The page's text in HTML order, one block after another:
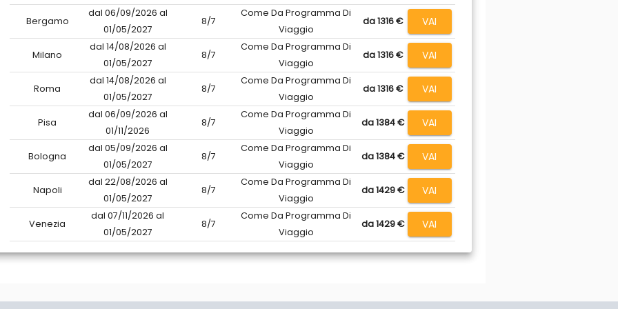
Bergamo
dal 06/09/2026 al
01/05/2027
8/7
Come Da Programma Di
Viaggio
da 1316 € VAI
Milano
dal 14/08/2026 al
01/05/2027
8/7
Come Da Programma Di
Viaggio
da 1316 € VAI
Roma
dal 14/08/2026 al
01/05/2027
8/7
Come Da Programma Di
Viaggio
da 1316 € VAI
Pisa
dal 06/09/2026 al
01/11/2026
8/7
Come Da Programma Di
Viaggio
da 1384 € VAI
Bologna
dal 05/09/2026 al
01/05/2027
8/7
Come Da Programma Di
Viaggio
da 1384 € VAI
Napoli
dal 22/08/2026 al
01/05/2027
8/7
Come Da Programma Di
Viaggio
da 1429 € VAI
Venezia
dal 07/11/2026 al
01/05/2027
8/7
Come Da Programma Di
Viaggio
da 1429 € VAI